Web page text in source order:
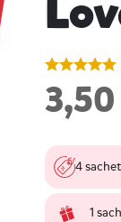
undefined
4
1